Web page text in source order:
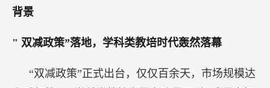
吗？背景
" 双减政策”落地，学科类教培时代轰然落幕
“双减政策”正式出台，仅仅百余天，市场规模达